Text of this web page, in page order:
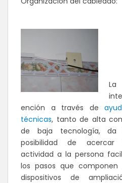
La
ención a través de
técnicas, tanto de alta
de baja tecnología, da
posibilidad de acercar
actividad a la persona
los pasos que
dispositivos de